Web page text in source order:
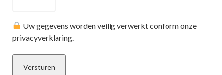
Uw gegevens worden veilig verwerkt conform onze
privacyverklaring.